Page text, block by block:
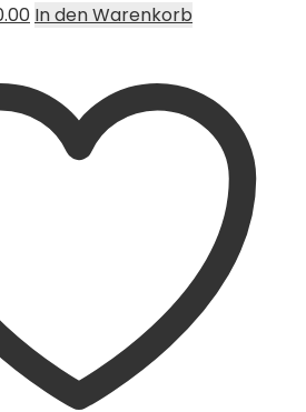
Aktueller
CHF 10.00.
In den Warenkorb